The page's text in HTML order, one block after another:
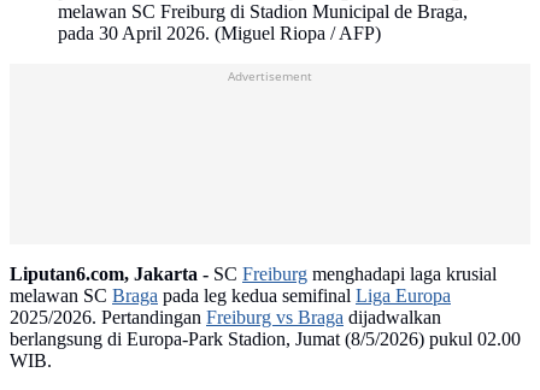
melawan SC Freiburg di Stadion Municipal de Braga,
pada 30 April 2026. (Miguel Riopa / AFP)
Advertisement
Liputan6.com, Jakarta - SC Freiburg menghadapi laga krusial
melawan SC Braga pada leg kedua semifinal Liga Europa
2025/2026. Pertandingan Freiburg vs Braga dijadwalkan
berlangsung di Europa-Park Stadion, Jumat (8/5/2026) pukul 02.00
WIB.